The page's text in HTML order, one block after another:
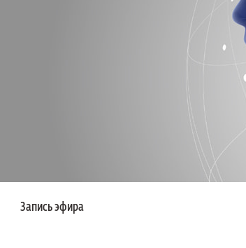
Запись эфира